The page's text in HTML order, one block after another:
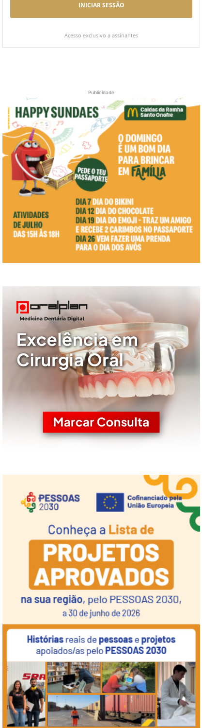
INICIAR SESSÃO
Acesso exclusivo a assinantes
Publicidade